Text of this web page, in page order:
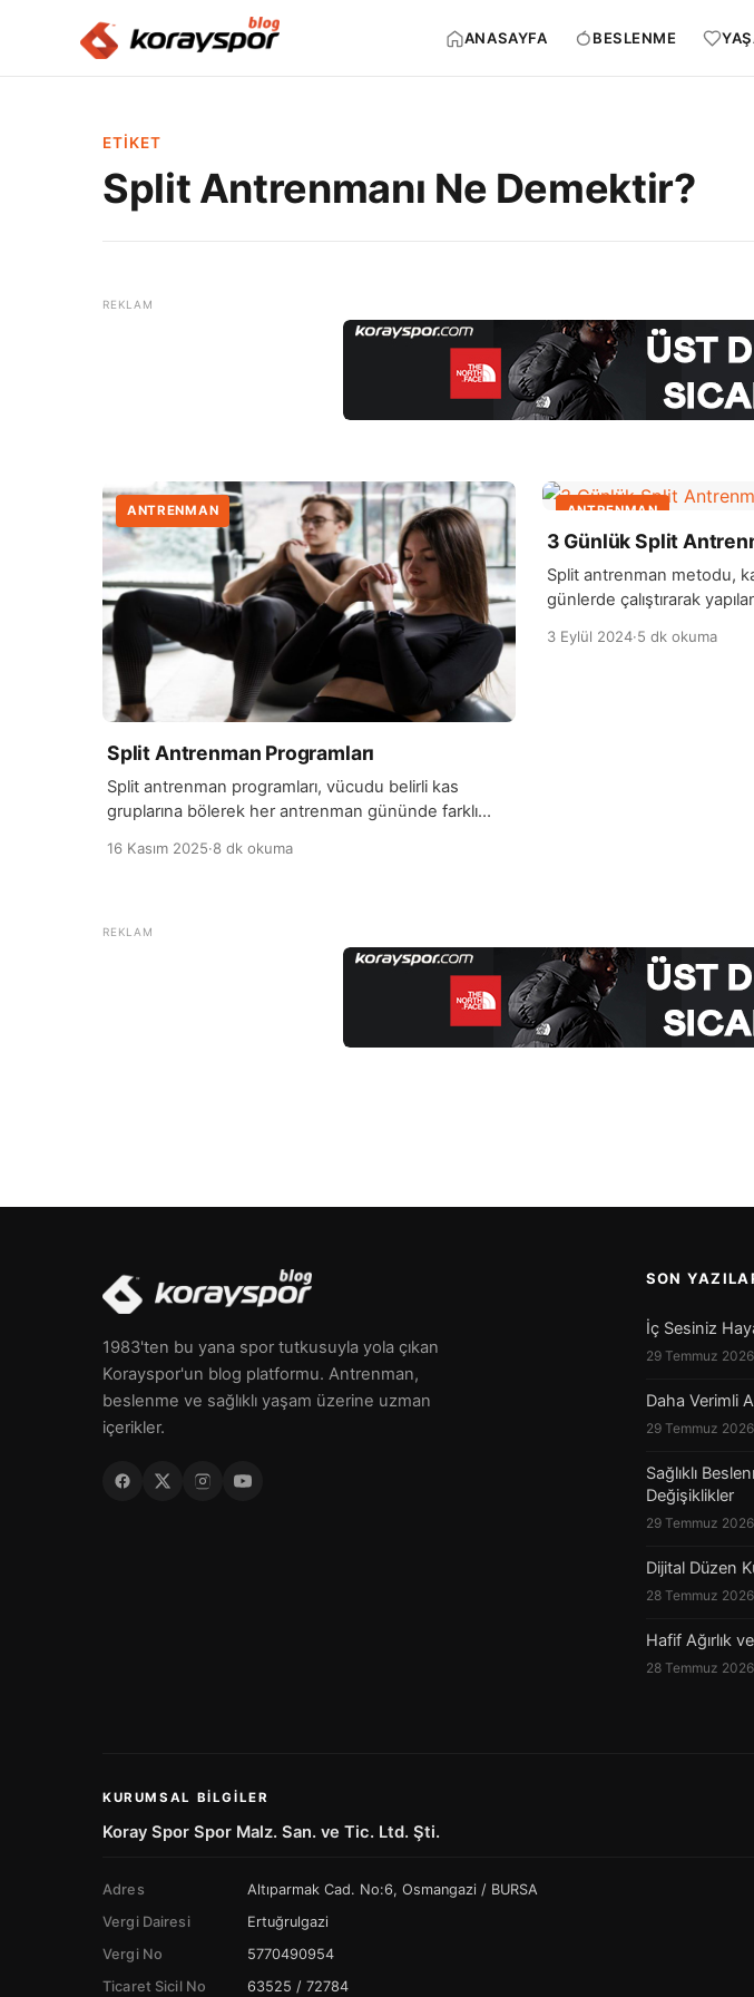
ANASAYFA BESLENME
ETIKET
Split Antrenmanı Ne Demektir?
ANTRENMAN
Split Antrenman Programları
Split antrenman programları, vücudu belirli kas
gruplarına bölerek her antrenman gününde farklı
sistemidir. Bu yöntem, özellikle orta ve ileri seviye
antrenman yoğunluğunu da yüksek tutar. Örneğin
bir split programında pazartesi günü göğüs ve
16 Kasım 2025·8 dk okuma
ANTRENMAN
3 Günlük Split
Split antrenman metodu,
günlerde çalıştırarak
dağıtılan antrenmanlar
3 Eylül 2024·5 dk okuma
1983'ten bu yana spor tutkusuyla yola çıkan
Korayspor'un blog platformu. Antrenman,
beslenme ve sağlıklı yaşam üzerine uzman
içerikler.
SON
İç Sesiniz
29 Temmuz 2026
Daha Verimli
29 Temmuz 2026
Sağlıklı
Değişiklikler
29 Temmuz 2026
Dijital Düzen
28 Temmuz 2026
Hafif Ağırlık
28 Temmuz 2026
KURUMSAL BILGILER
Koray Spor Spor Malz. San. ve Tic. Ltd. Şti.
Adres
Altıparmak Cad. No:6, Osmangazi / BURSA
Vergi Dairesi
Ertuğrulgazi
Vergi No
5770490954
Ticaret Sicil No
63525 / 72784